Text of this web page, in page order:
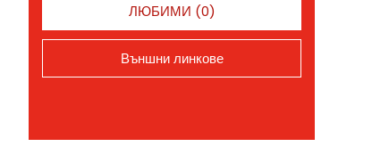
ЛЮБИМИ (0)
Външни линкове